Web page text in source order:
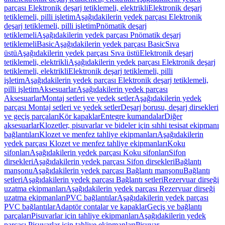
parçası Elektronik deşarj tetiklemeli, elektrikliElektronik deşarj
tetiklemeli, pilli işletimAşağıdakilerin yedek parçası Elektronik
deşarj tetiklemeli, pilli işletimPnömatik deşarj
tetiklemeliAşağıdakilerin yedek parçası Pnömatik deşarj
tetiklemeliBasicAşağıdakilerin yedek parçası BasicSıva
üstüAşağıdakilerin yedek parçası Sıva üstüElektronik deşarj
tetiklemeli, elektrikliAşağıdakilerin yedek parçası Elektronik deşarj
tetiklemeli, elektrikliElektronik deşarj tetiklemeli, pilli
işletimAşağıdakilerin yedek parçası Elektronik deşarj tetiklemeli,
pilli işletimAksesuarlarAşağıdakilerin yedek parçası
AksesuarlarMontaj setleri ve yedek setlerAşağıdakilerin yedek
parçası Montaj setleri ve yedek setlerDeşarj borusu, deşarj dirsekleri
ve geçiş parçalarıKör kapaklarEntegre kumandalarDiğer
aksesuarlarKlozetler, pisuvarlar ve bideler için sıhhi tesisat ekipmanı
bağlantılarıKlozet ve menfez tahliye ekipmanlarıAşağıdakilerin
yedek parçası Klozet ve menfez tahliye ekipmanlarıKoku
sifonlarıAşağıdakilerin yedek parçası Koku sifonlarıSifon
dirsekleriAşağıdakilerin yedek parçası Sifon dirsekleriBağlantı
manşonuAşağıdakilerin yedek parçası Bağlantı manşonuBağlantı
setleriAşağıdakilerin yedek parçası Bağlantı setleriRezervuar dirseği
uzatma ekipmanlarıAşağıdakilerin yedek parçası Rezervuar dirseği
uzatma ekipmanlarıPVC bağlantılarAşağıdakilerin yedek parçası
PVC bağlantılarAdaptör contalar ve kapaklarGeçiş ve bağlantı
parçalarıPisuvarlar için tahliye ekipmanlarıAşağıdakilerin yedek